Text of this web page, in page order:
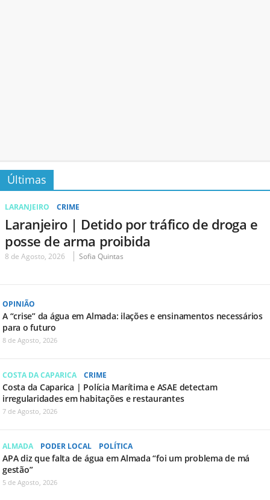
Últimas
LARANJEIRO CRIME
Laranjeiro | Detido por tráfico de droga e
posse de arma proibida
8 de Agosto, 2026 Sofia Quintas
OPINIÃO
A “crise” da água em Almada: ilações e ensinamentos necessários
para o futuro
8 de Agosto, 2026
COSTA DA CAPARICA CRIME
Costa da Caparica | Polícia Marítima e ASAE detectam
irregularidades em habitações e restaurantes
7 de Agosto, 2026
ALMADA PODER LOCAL POLÍTICA
APA diz que falta de água em Almada “foi um problema de má
gestão”
5 de Agosto, 2026